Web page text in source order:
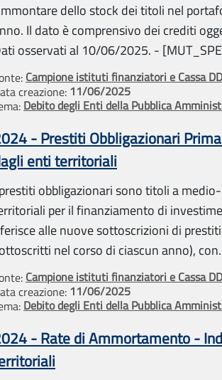
dello stock dei titoli nel
Il dato è comprensivo dei crediti
osservati al 10/06/2025. -
Campione istituti finanziatori e Cassa
creazione: 11/06/2025
Debito degli Enti della Pubblica
- Prestiti Obbligazionari
enti territoriali
obbligazionari sono titoli a
per il finanziamento di
alle nuove sottoscrizioni di
nel corso di ciascun anno),
Campione istituti finanziatori e Cassa
creazione: 11/06/2025
Debito degli Enti della Pubblica
- Rate di Ammortamento -